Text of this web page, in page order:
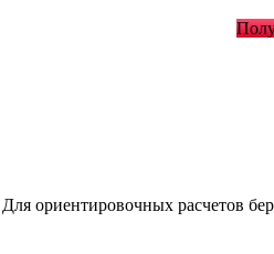
ориентировочных расчетов